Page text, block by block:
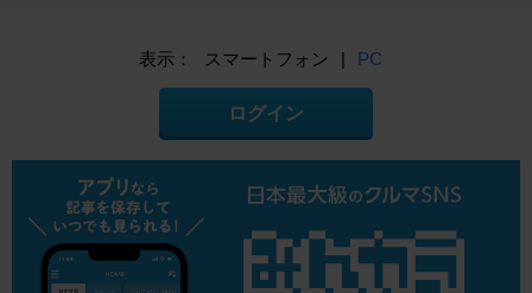
表示： スマートフォン | PC
ログイン